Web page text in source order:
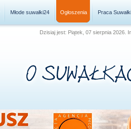
Młode suwałki24 Ogłoszenia Praca Suwałki
Dzisiaj jest: Piątek, 07 sierpnia 2026.